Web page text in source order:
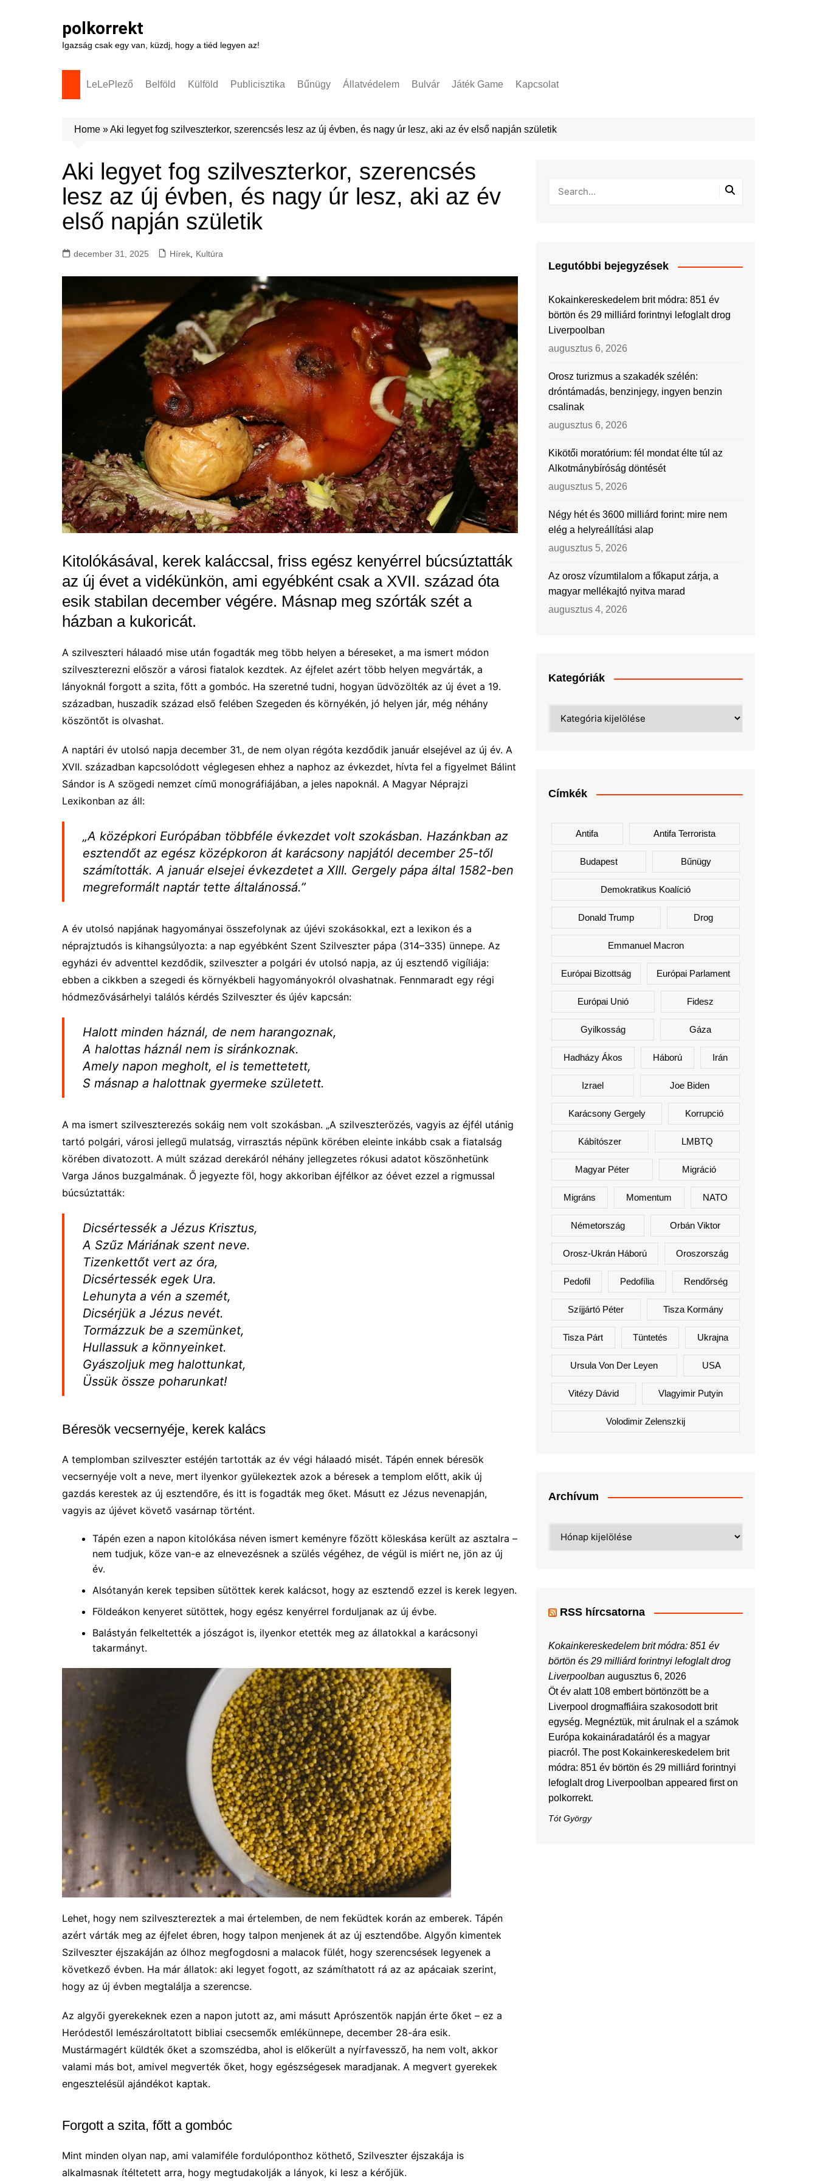
polkorrekt
Igazság csak egy van, küzdj, hogy a tiéd legyen az!
LeLePlező Belföld Külföld Publicisztika Bűnügy Állatvédelem Bulvár Játék Game Kapcsolat
Home »Aki legyet fog szilveszterkor, szerencsés lesz az új évben, és nagy úr lesz, aki az év első napján születik
Aki legyet fog szilveszterkor, szerencsés
lesz az új évben, és nagy úr lesz, aki az év
első napján születik
december 31, 2025 Hírek Kultúra
Kitolókásával, kerek kaláccsal, friss egész kenyérrel búcsúztatták
az új évet a vidékünkön, ami egyébként csak a XVII. század óta
esik stabilan december végére. Másnap meg szórták szét a
házban a kukoricát.
A szilveszteri hálaadó mise után fogadták meg több helyen a béreseket, a ma ismert módon
szilveszterezni először a városi fiatalok kezdtek. Az éjfelet azért több helyen megvárták, a
lányoknál forgott a szita, főtt a gombóc. Ha szeretné tudni, hogyan üdvözölték az új évet a 19.
században, huszadik század első felében Szegeden és környékén, jó helyen jár, még néhány
köszöntőt is olvashat.
A naptári év utolsó napja december 31., de nem olyan régóta kezdődik január elsejével az új év. A
XVII. században kapcsolódott véglegesen ehhez a naphoz az évkezdet, hívta fel a figyelmet Bálint
Sándor is A szögedi nemzet című monográfiájában, a jeles napoknál. A Magyar Néprajzi
Lexikonban az áll:
„A középkori Európában többféle évkezdet volt szokásban. Hazánkban az
esztendőt az egész középkoron át karácsony napjától december 25-től
számították. A január elsejei évkezdetet a XIII. Gergely pápa által 1582-ben
megreformált naptár tette általánossá.”
A év utolsó napjának hagyományai összefolynak az újévi szokásokkal, ezt a lexikon és a
néprajztudós is kihangsúlyozta: a nap egyébként Szent Szilveszter pápa (314–335) ünnepe. Az
egyházi év adventtel kezdődik, szilveszter a polgári év utolsó napja, az új esztendő vigíliája:
ebben a cikkben a szegedi és környékbeli hagyományokról olvashatnak. Fennmaradt egy régi
hódmezővásárhelyi találós kérdés Szilveszter és újév kapcsán:
Halott minden háznál, de nem harangoznak,
A halottas háznál nem is siránkoznak.
Amely napon megholt, el is temettetett,
S másnap a halottnak gyermeke született.
A ma ismert szilveszterezés sokáig nem volt szokásban. „A szilveszterözés, vagyis az éjfél utánig
tartó polgári, városi jellegű mulatság, virrasztás népünk körében eleinte inkább csak a fiatalság
körében divatozott. A múlt század derekáról néhány jellegzetes rókusi adatot köszönhetünk
Varga János buzgalmának. Ő jegyezte föl, hogy akkoriban éjfélkor az óévet ezzel a rigmussal
búcsúztatták:
Dicsértessék a Jézus Krisztus,
A Szűz Máriának szent neve.
Tizenkettőt vert az óra,
Dicsértessék egek Ura.
Lehunyta a vén a szemét,
Dicsérjük a Jézus nevét.
Tormázzuk be a szemünket,
Hullassuk a könnyeinket.
Gyászoljuk meg halottunkat,
Üssük össze poharunkat!
Béresök vecsernyéje, kerek kalács
A templomban szilveszter estéjén tartották az év végi hálaadó misét. Tápén ennek béresök
vecsernyéje volt a neve, mert ilyenkor gyülekeztek azok a béresek a templom előtt, akik új
gazdás kerestek az új esztendőre, és itt is fogadták meg őket. Másutt ez Jézus nevenapján,
vagyis az újévet követő vasárnap történt.
Tápén ezen a napon kitolókása néven ismert keményre főzött köleskása került az asztalra –
nem tudjuk, köze van-e az elnevezésnek a szülés végéhez, de végül is miért ne, jön az új
év.
Alsótanyán kerek tepsiben sütöttek kerek kalácsot, hogy az esztendő ezzel is kerek legyen.
Földeákon kenyeret sütöttek, hogy egész kenyérrel forduljanak az új évbe.
Balástyán felkeltették a jószágot is, ilyenkor etették meg az állatokkal a karácsonyi
takarmányt.
Lehet, hogy nem szilvesztereztek a mai értelemben, de nem feküdtek korán az emberek. Tápén
azért várták meg az éjfelet ébren, hogy talpon menjenek át az új esztendőbe. Algyőn kimentek
Szilveszter éjszakáján az ólhoz megfogdosni a malacok fülét, hogy szerencsések legyenek a
következő évben. Ha már állatok: aki legyet fogott, az számíthatott rá az az apácaiak szerint,
hogy az új évben megtalálja a szerencse.
Az algyői gyerekeknek ezen a napon jutott az, ami másutt Aprószentök napján érte őket – ez a
Heródestől lemészároltatott bibliai csecsemők emlékünnepe, december 28-ára esik.
Mustármagért küldték őket a szomszédba, ahol is előkerült a nyírfavessző, ha nem volt, akkor
valami más bot, amivel megverték őket, hogy egészségesek maradjanak. A megvert gyerekek
engesztelésül ajándékot kaptak.
Forgott a szita, főtt a gombóc
Mint minden olyan nap, ami valamiféle fordulóponthoz köthető, Szilveszter éjszakája is
alkalmasnak ítéltetett arra, hogy megtudakolják a lányok, ki lesz a kérőjük.
Legutóbbi bejegyzések
Kokainkereskedelem brit módra: 851 év
börtön és 29 milliárd forintnyi lefoglalt drog
Liverpoolban
augusztus 6, 2026
Orosz turizmus a szakadék szélén:
dróntámadás, benzinjegy, ingyen benzin
csalinak
augusztus 6, 2026
Kikötői moratórium: fél mondat élte túl az
Alkotmánybíróság döntését
augusztus 5, 2026
Négy hét és 3600 milliárd forint: mire nem
elég a helyreállítási alap
augusztus 5, 2026
Az orosz vízumtilalom a főkaput zárja, a
magyar mellékajtó nyitva marad
augusztus 4, 2026
Kategóriák
Címkék
Antifa Antifa Terrorista
Budapest Bűnügy
Demokratikus Koalíció
Donald Trump Drog
Emmanuel Macron
Európai Bizottság Európai Parlament
Európai Unió Fidesz
Gyilkosság Gáza
Hadházy Ákos Háború Irán
Izrael Joe Biden
Karácsony Gergely Korrupció
Kábítószer LMBTQ
Magyar Péter Migráció
Migráns Momentum NATO
Németország Orbán Viktor
Orosz-Ukrán Háború Oroszország
Pedofil Pedofília Rendőrség
Szíjjártó Péter Tisza Kormány
Tisza Párt Tüntetés Ukrajna
Ursula Von Der Leyen USA
Vitézy Dávid Vlagyimir Putyin
Volodimir Zelenszkij
Archívum
RSS hírcsatorna
Kokainkereskedelem brit módra: 851 év
börtön és 29 milliárd forintnyi lefoglalt drog
Liverpoolban augusztus 6, 2026
Öt év alatt 108 embert börtönzött be a
Liverpool drogmaffiáira szakosodott brit
egység. Megnéztük, mit árulnak el a számok
Európa kokaináradatáról és a magyar
piacról. The post Kokainkereskedelem brit
módra: 851 év börtön és 29 milliárd forintnyi
lefoglalt drog Liverpoolban appeared first on
polkorrekt.
Tót György